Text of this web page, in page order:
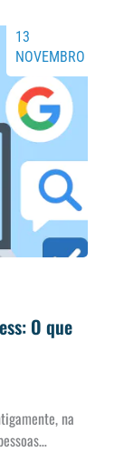
O que
13
NOVEMBRO
na